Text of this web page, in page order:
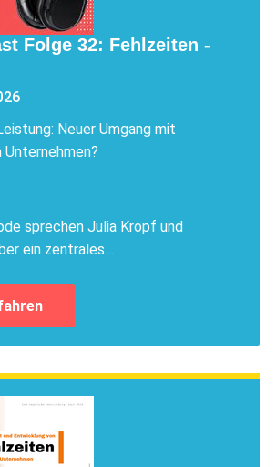
Folge 32: Fehlzeiten -
Neuer Umgang mit
Unternehmen?
sprechen Julia Kropf und
ein zentrales…